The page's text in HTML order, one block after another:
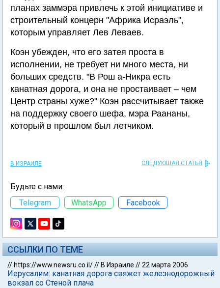
планах заммэра привлечь к этой инициативе и
строительный концерн "Африка Исраэль",
которым управляет Лев Леваев.
Коэн убежден, что его затея проста в
исполнении, не требует ни много места, ни
больших средств. "В Рош а-Никра есть
канатная дорога, и она не простаивает – чем
Центр страны хуже?" Коэн рассчитывает также
на поддержку своего шефа, мэра Раананы,
который в прошлом был летчиком.
В ИЗРАИЛЕ СЛЕДУЮЩАЯ СТАТЬЯ
Будьте с нами:
Telegram
WhatsApp Facebook
ССЫЛКИ ПО ТЕМЕ
// https://www.newsru.co.il/// В Израиле //22 марта 2006
Иерусалим: канатная дорога свяжет железнодорожный
вокзал со Стеной плача